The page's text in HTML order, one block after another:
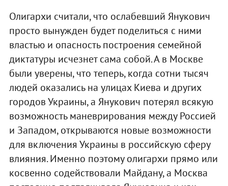
Олигархи считали, что ослабевший Янукович
просто вынужден будет поделиться с ними
властью и опасность построения семейной
диктатуры исчезнет сама собой. А в Москве
были уверены, что теперь, когда сотни тысяч
людей оказались на улицах Киева и других
городов Украины, а Янукович потерял всякую
возможность маневрирования между Россией
и Западом, открываются новые возможности
для включения Украины в российскую сферу
влияния. Именно поэтому олигархи прямо или
косвенно содействовали Майдану, а Москва